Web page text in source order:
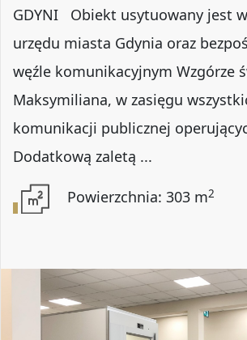
GDYNI Obiekt usytuowany jest
urzędu miasta Gdynia oraz
węźle komunikacyjnym Wzgórze
Maksymiliana, w zasięgu
komunikacji publicznej
Dodatkową zaletą ...
Powierzchnia: 303 m2